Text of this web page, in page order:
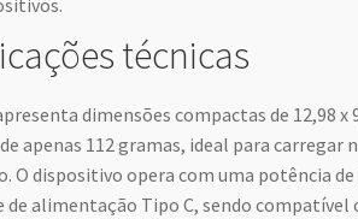
técnicas
dimensões compactas de 12,98 x
apenas 112 gramas, ideal para carregar
O dispositivo opera com uma potência
alimentação Tipo C, sendo compatível